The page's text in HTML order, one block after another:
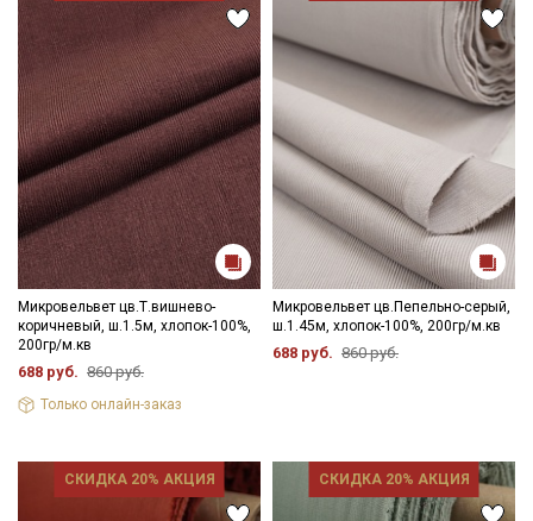
Цветопередача (тон) может отличаться от оригинального
цвета ткани в зависимости от настроек вашего монитора и в
зависимости от партии.
Микровельвет цв.Т.вишнево-
коричневый, ш.1.5м, хлопок-100%,
200гр/м.кв
688 руб. 860 руб.
Только онлайн-заказ
Микровельвет цв.Пепельно-серый,
ш.1.45м, хлопок-100%, 200гр/м.кв
688 руб. 860 руб.
СКИДКА 20% АКЦИЯ СКИДКА 20% АКЦИЯ